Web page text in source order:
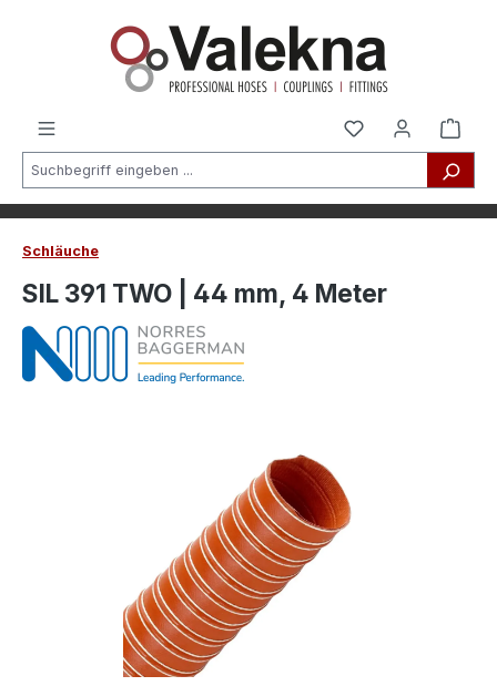
Schläuche
SIL 391 TWO | 44 mm, 4 Meter